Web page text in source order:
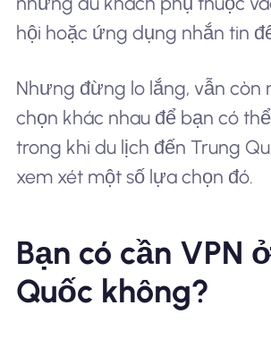
hội hoặc ứng dụng nhắn tin
Nhưng đừng lo lắng, vẫn còn
chọn khác nhau để bạn có
trong khi du lịch đến Trung
xem xét một số lựa chọn đó.
Bạn có cần VPN
Quốc không?